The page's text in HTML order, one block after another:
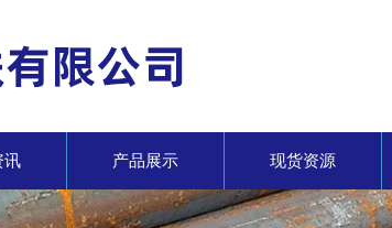
讯 产品展示 现货资源